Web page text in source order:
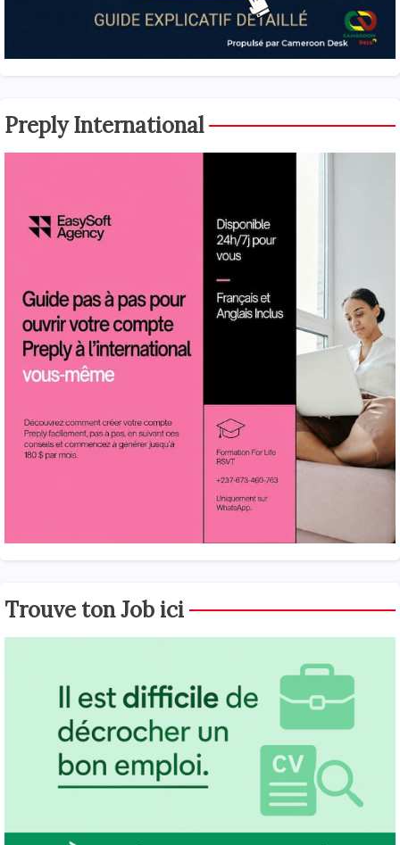
Preply International
Trouve ton Job ici